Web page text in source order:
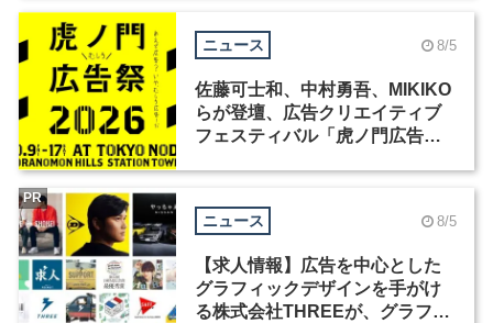
ニュース 8/5
佐藤可士和、中村勇吾、MIKIKO
らが登壇、広告クリエイティブ
フェスティバル「虎ノ門広告
ニュース 8/5
【求人情報】広告を中心とした
グラフィックデザインを手がけ
る株式会社THREEが、グラフィ
PR